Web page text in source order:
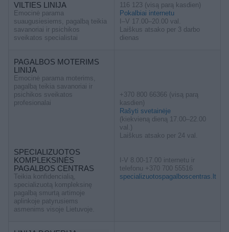
VILTIES LINIJA
Emocinė parama
suaugusiesiems, pagalbą teikia
savanoriai ir psichikos
sveikatos specialistai
116 123 (visą parą kasdien)
Pokalbiai internetu
I–V 17.00–20.00 val.
Laiškus atsako per 3 darbo
dienas
PAGALBOS MOTERIMS
LINIJA
Emocinė parama moterims,
pagalbą teikia savanoriai ir
psichikos sveikatos
profesionalai
SPECIALIZUOTOS
KOMPLEKSINĖS
PAGALBOS CENTRAS
Teikia konfidencialią,
specializuotą kompleksinę
pagalbą smurtą artimoje
aplinkoje patyrusiems
asmenims visoje Lietuvoje.
+370 800 66366 (visą parą
kasdien)
Rašyti svetainėje
(kiekvieną dieną 17.00–22.00
val.)
Laiškus atsako per 24 val.
I-V 8.00-17.00 internetu ir
telefonu +370 700 55516
specializuotospagalboscentras.lt